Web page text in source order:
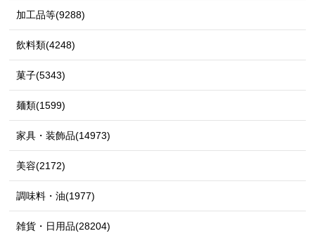
加工品等(9288)
飲料類(4248)
菓子(5343)
麺類(1599)
家具・装飾品(14973)
美容(2172)
調味料・油(1977)
雑貨・日用品(28204)